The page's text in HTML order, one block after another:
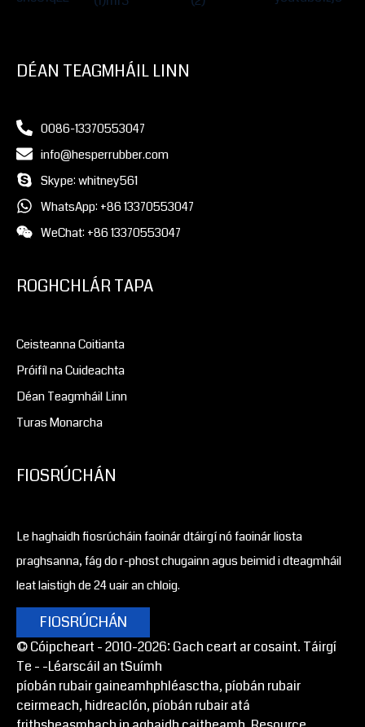
DÉAN TEAGMHÁIL LINN
0086-13370553047
info@hesperrubber.com
Skype: whitney561
WhatsApp: +86 13370553047
WeChat: +86 13370553047
ROGHCHLÁR TAPA
Ceisteanna Coitianta
Próifíl na Cuideachta
Déan Teagmháil Linn
Turas Monarcha
FIOSRÚCHÁN
Le haghaidh fiosrúcháin faoinár dtáirgí nó faoinár liosta
praghsanna, fág do r-phost chugainn agus beimid i dteagmháil
leat laistigh de 24 uair an chloig.
FIOSRÚCHÁN
© Cóipcheart - 2010-2026: Gach ceart ar cosaint. Táirgí
Te - -Léarscáil an tSuímh
píobán rubair gaineamhphléasctha, píobán rubair
ceirmeach, hidreaclón, píobán rubair atá